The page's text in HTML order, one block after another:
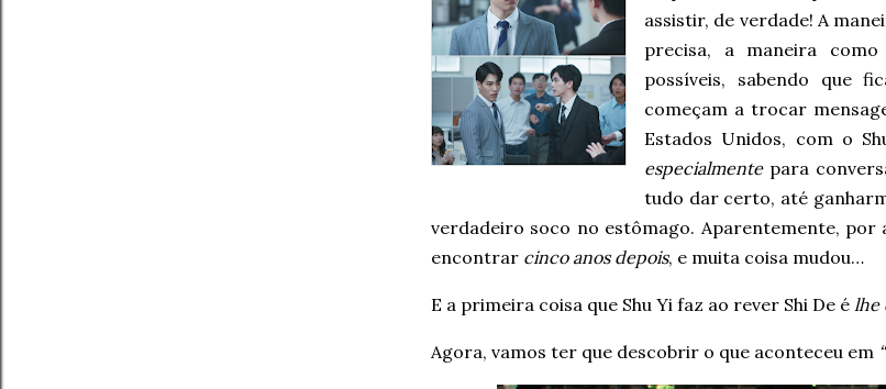
assistir, de verdade! A
precisa, a maneira
possíveis, sabendo que
começam a trocar
Estados Unidos, com o
especialmentepara
tudo dar certo, até
verdadeiro soco no estômago. Aparentemente, por
encontrar cinco anos depois, e muita coisa mudou…
E a primeira coisa que Shu Yi faz ao rever Shi De é lhe
Agora, vamos ter que descobrir o que aconteceu em